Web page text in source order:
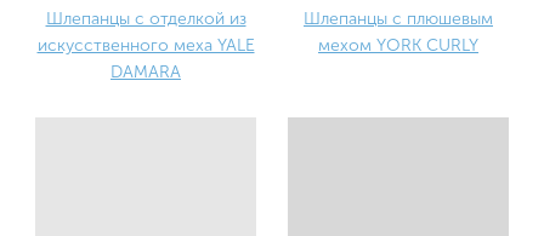
Шлепанцы с отделкой из
искусственного меха YALE
DAMARA
Шлепанцы с плюшевым
мехом YORK CURLY